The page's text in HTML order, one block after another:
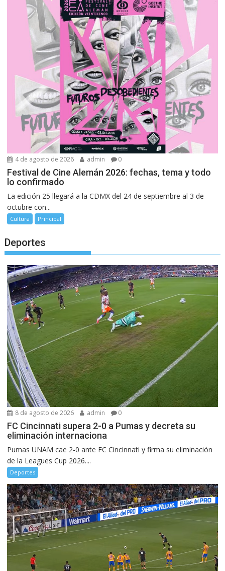
4 de agosto de 2026 admin 0
Festival de Cine Alemán 2026: fechas, tema y todo
lo confirmado
La edición 25 llegará a la CDMX del 24 de septiembre al 3 de
octubre con...
Cultura Principal
Deportes
8 de agosto de 2026 admin 0
FC Cincinnati supera 2-0 a Pumas y decreta su
eliminación internaciona
Pumas UNAM cae 2-0 ante FC Cincinnati y firma su eliminación
de la Leagues Cup 2026....
Deportes